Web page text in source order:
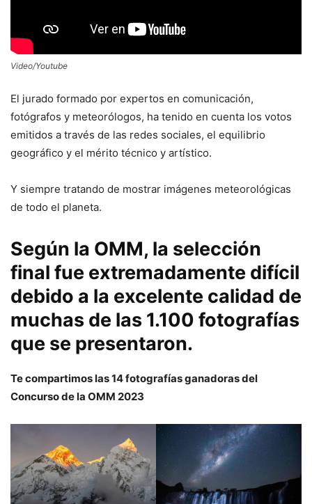
Video/Youtube
El jurado formado por expertos en comunicación,
fotógrafos y meteorólogos, ha tenido en cuenta los votos
emitidos a través de las redes sociales, el equilibrio
geográfico y el mérito técnico y artístico.
Y siempre tratando de mostrar imágenes meteorológicas
de todo el planeta.
Según la OMM, la selección
final fue extremadamente difícil
debido a la excelente calidad de
muchas de las 1.100 fotografías
que se presentaron.
Te compartimos las 14 fotografías ganadoras del
Concurso de la OMM 2023